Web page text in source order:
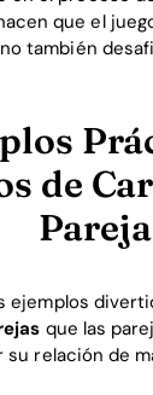
que el
también
de
ejemplos
que las
su relación de